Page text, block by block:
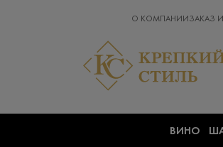
О КОМПАНИИ ЗАКАЗ
ВИНО